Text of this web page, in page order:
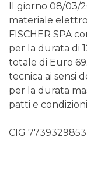
Il giorno 08/03/
materiale
FISCHER SPA
per la durata di
totale di Euro
tecnica ai sensi
per la durata
patti e
CIG 7739329853